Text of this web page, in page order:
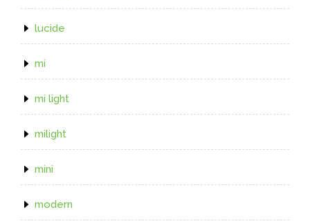
lucide
mi
mi light
milight
mini
modern